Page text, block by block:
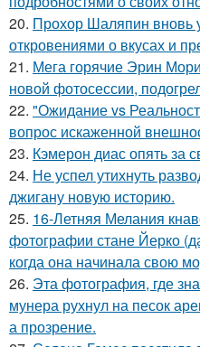
20. Прохор Шаляпин вновь
откровениями о вкусах и
21. Мега горячие Эрин
новой фотосессии,
22. "Ожидание vs
вопрос искаженной
23. Кэмерон диас опять за
24. Не успел утихнуть
джигану новую историю.
25. 16-Летняя Мелания
фотографии стане Йерко
когда она начинала свою
26. Эта фотография, где
мунера рухнул на песок
а прозрение.